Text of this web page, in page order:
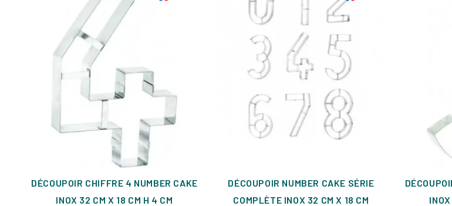
DÉCOUPOIR CHIFFRE 4 NUMBER CAKE
INOX 32 CM X 18 CM H 4 CM
DÉCOUPOIR NUMBER CAKE SÉRIE
COMPLÈTE INOX 32 CM X 18 CM